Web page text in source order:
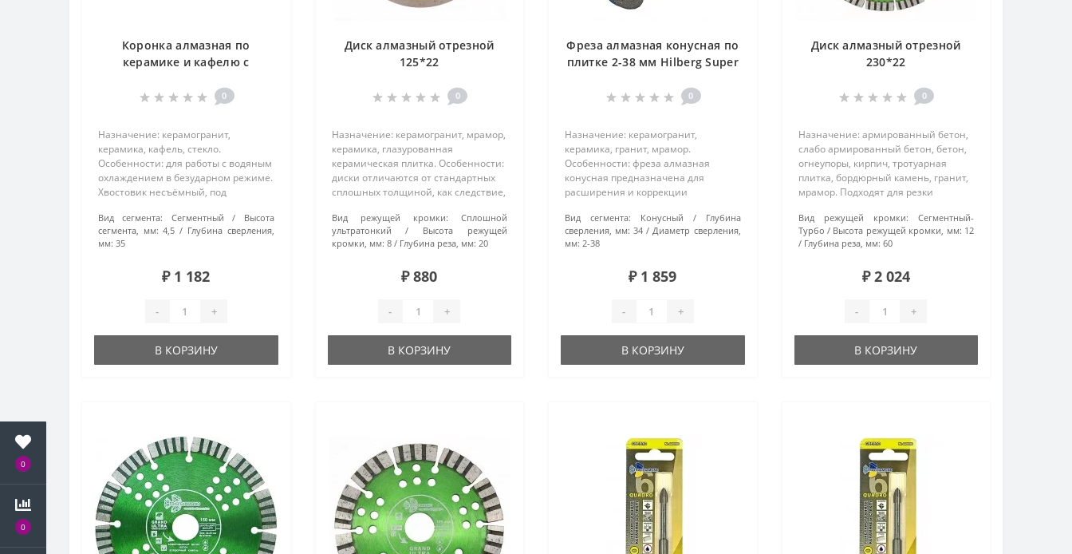
0
0
Коронка алмазная по
керамике и кафелю с
40мм 4000400
Назначение: керамогранит,
керамика, кафель, стекло.
Особенности: для работы с водяным
охлаждением в безударном режиме.
Хвостовик несъёмный, под
производства: вакуумная пайка..
Вид сегмента: Сегментный
Высота
сегмента, мм: 4,5
Глубина сверления,
мм: 35
₽ 1 182
- +
В КОРЗИНУ
Диск алмазный отрезной
125*22
0
Назначение: керамогранит, мрамор,
керамика, глазурованная
керамическая плитка. Особенности:
диски отличаются от стандартных
сплошных толщиной, как следствие,
на теле диска создают
дополнительное охлаждение, что
позво..
Вид режущей кромки:
Сплошной
ультратонкий
Высота режущей
кромки, мм: 8 Глубина реза, мм: 20
₽ 880
- +
В КОРЗИНУ
Фреза алмазная конусная по
плитке 2-38 мм Hilberg Super
0
Назначение: керамогранит,
керамика, гранит, мрамор.
Особенности: фреза алмазная
конусная предназначена для
расширения и коррекции
граней и углов плитки с помощью
УШМ. Технология производства:
вакуумная пайка..
Вид сегмента: Конусный
Глубина
сверления, мм: 34
Диаметр сверления,
мм: 2-38
₽ 1 859
- +
В КОРЗИНУ
Диск алмазный отрезной
230*22
0
Назначение: армированный бетон,
слабо армированный бетон, бетон,
огнеупоры, кирпич, тротуарная
плитка, бордюрный камень, гранит,
мрамор. Подходят для резки
твердости. Особенности: турбо-
сегментные диски произведены
методом горяч..
Вид режущей кромки:
Сегментный-
Турбо
Высота режущей кромки, мм: 12
Глубина реза, мм: 60
₽ 2 024
- +
В КОРЗИНУ